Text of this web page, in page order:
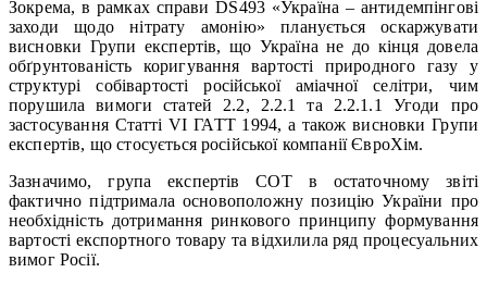
Зокрема, в рамках справи DS493 «Україна – антидемпінгові
заходи щодо нітрату амонію» планується оскаржувати
висновки Групи експертів, що Україна не до кінця довела
обґрунтованість коригування вартості природного газу у
структурі собівартості російської аміачної селітри, чим
порушила вимоги статей 2.2, 2.2.1 та 2.2.1.1 Угоди про
застосування Статті VI ГАТТ 1994, а також висновки Групи
експертів, що стосується російської компанії ЄвроХім.
Зазначимо, група експертів СОТ в остаточному звіті
фактично підтримала основоположну позицію України про
необхідність дотримання ринкового принципу формування
вартості експортного товару та відхилила ряд процесуальних
вимог Росії.